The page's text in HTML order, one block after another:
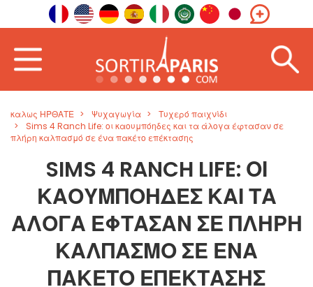
καλως ΗΡΘΑΤΕ Ψυχαγωγία
Τυχερό παιχνίδι
Sims 4 Ranch Life: οι καουμπόηδες και τα άλογα έφτασαν σε
πλήρη καλπασμό σε ένα πακέτο επέκτασης
SIMS 4 RANCH LIFE: ΟΙ
ΚΑΟΥΜΠΌΗΔΕΣ ΚΑΙ ΤΑ
ΆΛΟΓΑ ΈΦΤΑΣΑΝ ΣΕ ΠΛΉΡΗ
ΚΑΛΠΑΣΜΌ ΣΕ ΈΝΑ
ΠΑΚΈΤΟ ΕΠΈΚΤΑΣΗΣ